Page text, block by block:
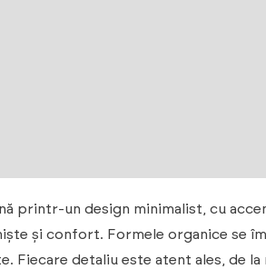
printr-un design minimalist, cu
și confort. Formele organice se
detaliu este atent ales, de